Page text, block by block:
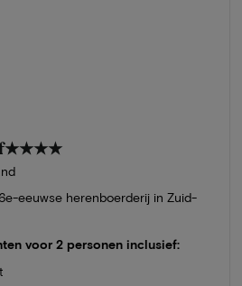
★★★★
eeuwse herenboerderij in Zuid-
voor 2 personen inclusief: